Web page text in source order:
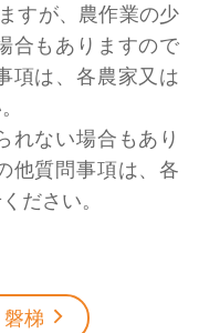
すが、農作業の少
合もありますので
項は、各農家又は
れない場合もあり
他質問事項は、各
ださい。
梯